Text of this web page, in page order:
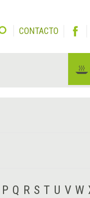
CONTACTO
P Q R S T U V W